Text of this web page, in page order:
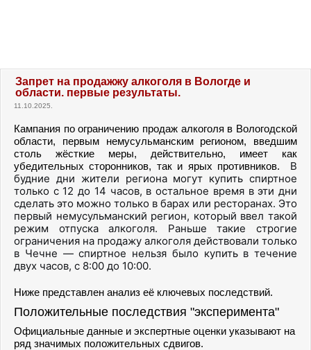
Запрет на продажжу алкоголя в Вологде и
области. первые результаты.
11.10.2025.
Кампания по ограничению продаж алкоголя в Вологодской
области, первым немусульманским регионом, введшим
столь жёсткие меры, действительно, имеет как
убедительных сторонников, так и ярых противников. В
будние дни жители региона могут купить спиртное
только с 12 до 14 часов, в остальное время в эти дни
сделать это можно только в барах или ресторанах. Это
первый немусульманский регион, который ввел такой
режим отпуска алкоголя. Раньше такие строгие
ограничения на продажу алкоголя действовали только
в Чечне — спиртное нельзя было купить в течение
двух часов, с 8:00 до 10:00.
Ниже представлен анализ её ключевых последствий.
Положительные последствия "эксперимента"
Официальные данные и экспертные оценки указывают на
ряд значимых положительных сдвигов.